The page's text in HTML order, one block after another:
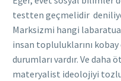
testten geçmelidir
Marksizmi hangi
insan topluluklarını
durumları vardır. Ve daha
materyalist ideolojiyi